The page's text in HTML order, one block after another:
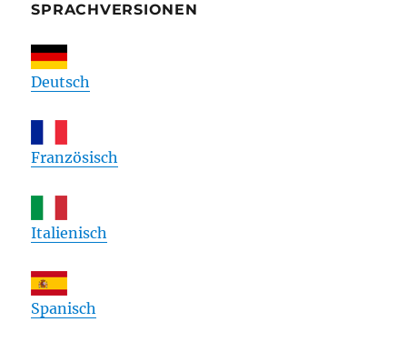
SPRACHVERSIONEN
Deutsch
Französisch
Italienisch
Spanisch